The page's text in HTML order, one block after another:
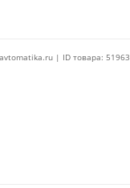
| ID товара: 51963